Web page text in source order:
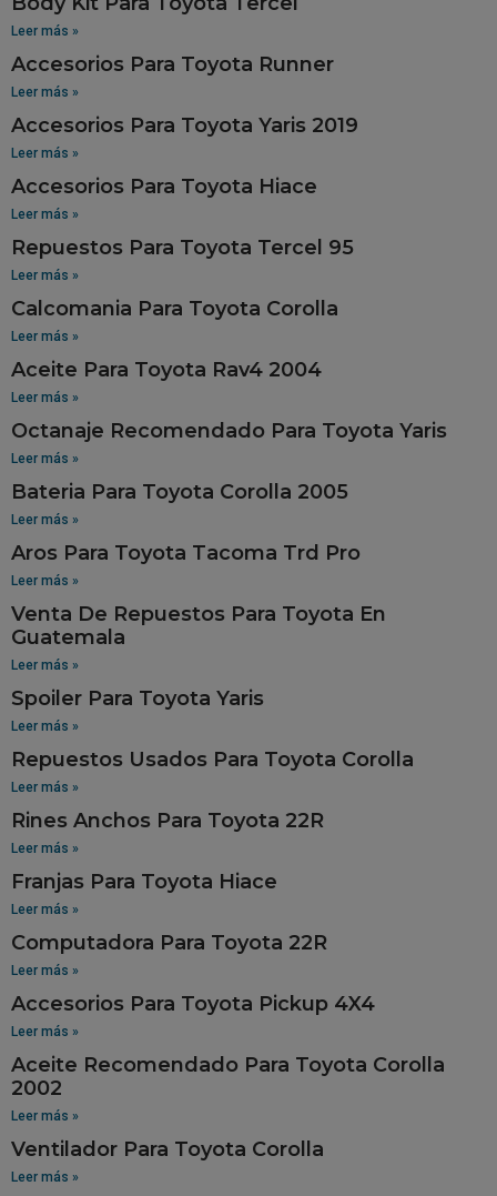
Leer más »
Accesorios Para Toyota Runner
Leer más »
Accesorios Para Toyota Yaris 2019
Leer más »
Accesorios Para Toyota Hiace
Leer más »
Repuestos Para Toyota Tercel 95
Leer más »
Calcomania Para Toyota Corolla
Leer más »
Aceite Para Toyota Rav4 2004
Leer más »
Octanaje Recomendado Para Toyota Yaris
Leer más »
Bateria Para Toyota Corolla 2005
Leer más »
Aros Para Toyota Tacoma Trd Pro
Leer más »
Venta De Repuestos Para Toyota En
Guatemala
Leer más »
Spoiler Para Toyota Yaris
Leer más »
Repuestos Usados Para Toyota Corolla
Leer más »
Rines Anchos Para Toyota 22R
Leer más »
Franjas Para Toyota Hiace
Leer más »
Computadora Para Toyota 22R
Leer más »
Accesorios Para Toyota Pickup 4X4
Leer más »
Aceite Recomendado Para Toyota Corolla
2002
Leer más »
Ventilador Para Toyota Corolla
Leer más »